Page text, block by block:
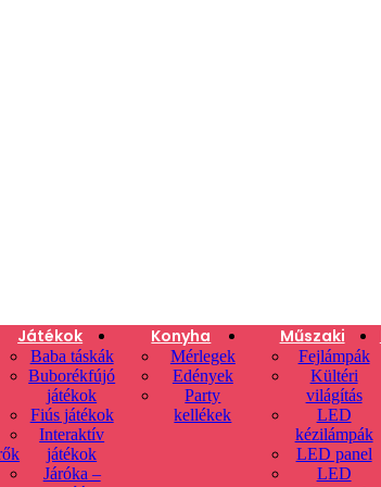
Játékok
Baba táskák
Buborékfújó
játékok
Fiús játékok
Interaktív
játékok
Járóka –
Konyha
Mérlegek
Edények
Party
kellékek
Műszaki
Fejlámpák
Kültéri
világítás
LED
kézilámpák
LED panel
LED